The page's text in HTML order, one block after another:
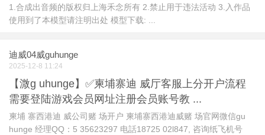
1.合成出音频的版权归上海禾念所有 2.禁止用于违法活动 3.入作品
使用到了本模型请注明出处 模型下载: ...
迪威04威guhunge
2025-12-8 11:24
【溦g uhunge】✅柬埔寨迪 威厅客服上分开户流程
需要登陆游戏会员网址注册会员账号教 ...
柬埔 寨西港迪 威公司赌 场开户 柬埔寨西港迪威赌 场官网微信gu
hunge 经理QQ：5 35623297 电話18725 02l847, 咨询纸飞机号